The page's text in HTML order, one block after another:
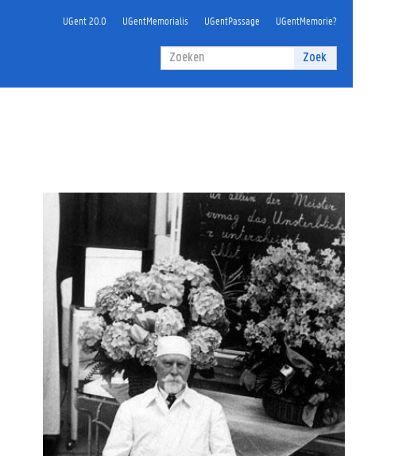
Zoekveld Zoek
Zoeken
UGent 20.0 UGentMemorialis UGentPassage UGentMemorie?